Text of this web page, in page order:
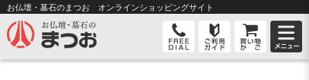
お仏壇・墓石のまつお オンラインショッピングサイト